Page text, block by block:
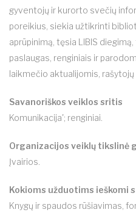
gyventojų ir kurorto svečių
poreikius, siekia užtikrinti
aprūpinimą, tęsia LIBIS
paslaugas, renginiais ir
laikmečio aktualijomis, rašytojų
Savanoriškos veiklos sritis
Komunikacija'; renginiai.
Organizacijos veiklų tikslinė
Įvairios.
Kokioms užduotims ieškomi
Knygų ir spaudos rūšiavimas,